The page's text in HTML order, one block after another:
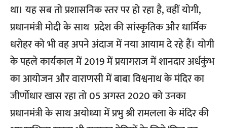
था। यह सब तो प्रशासनिक स्तर पर हो रहा है, वहीं योगी,
प्रधानमंत्री मोदी के साथ प्रदेश की सांस्कृतिक और धार्मिक
धरोहर को भी वह अपने अंदाज में नया आयाम दे रहे हैं। योगी
के पहले कार्यकाल में 2019 में प्रयागराज में शानदार अर्धकुंभ
का आयोजन और वाराणसी में बाबा विश्वनाथ के मंदिर का
जीर्णोधार खास रहा तो 05 अगस्त 2020 को उनका
प्रधानमंत्री के साथ अयोध्या में प्रभु श्री रामलला के मंदिर की